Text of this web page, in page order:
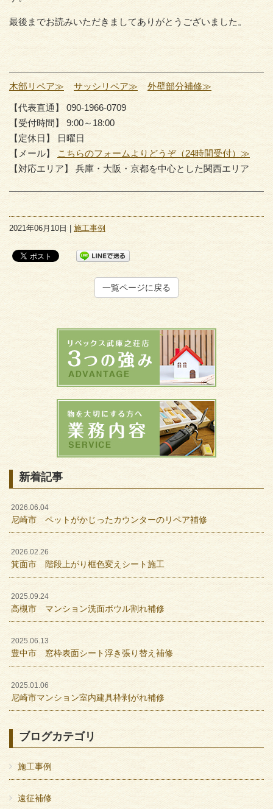
最後までお読みいただきましてありがとうございました。
木部リペア≫ サッシリペア≫ 外壁部分補修≫
【代表直通】 090-1966-0709
【受付時間】 9:00～18:00
【定休日】 日曜日
【メール】
こちらのフォームよりどうぞ（24時間受付）≫
【対応エリア】 兵庫・大阪・京都を中心とした関西エリア
2021年06月10日 | 施工事例
一覧ページに戻る
新着記事
2026.06.04
尼崎市 ペットがかじったカウンターのリペア補修
2026.02.26
箕面市 階段上がり框色変えシート施工
2025.09.24
高槻市 マンション洗面ボウル割れ補修
2025.06.13
豊中市 窓枠表面シート浮き張り替え補修
2025.01.06
尼崎市マンション室内建具枠剥がれ補修
ブログカテゴリ
施工事例
遠征補修